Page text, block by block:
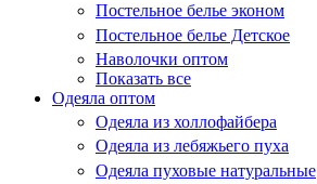
Постельное белье эконом
Постельное белье Детское
Наволочки оптом
Показать все
Одеяла оптом
Одеяла из холлофайбера
Одеяла из лебяжьего пуха
Одеяла пуховые натуральные